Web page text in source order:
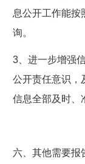
息公开工作能按
询。
3、进一步增强
公开责任意识，
信息全部及时、
六、其他需要报